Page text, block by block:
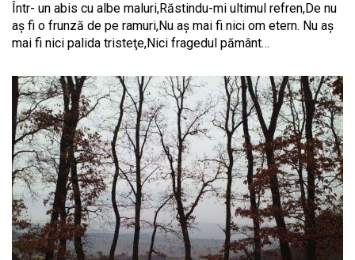
Într- un abis cu albe maluri,Răstindu-mi ultimul refren,De nu
aş fi o frunză de pe ramuri,Nu aş mai fi nici om etern. Nu aş
mai fi nici palida tristeţe,Nici fragedul pământ…